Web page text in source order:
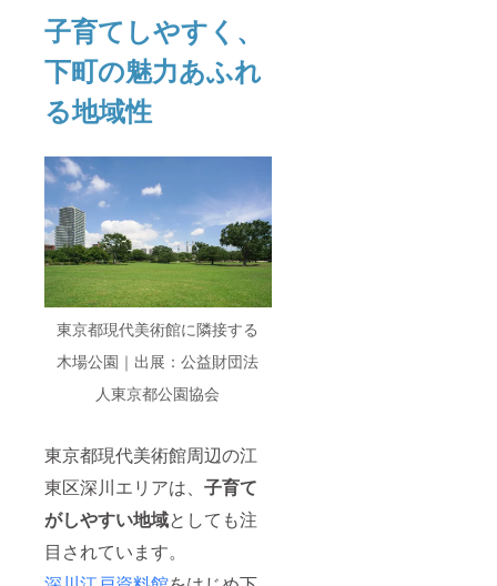
子育てしやすく、
下町の魅力あふれ
る地域性
東京都現代美術館に隣接する
木場公園｜出展：公益財団法
人東京都公園協会
東京都現代美術館周辺の江
東区深川エリアは、 子育て
がしやすい地域としても注
目されています。